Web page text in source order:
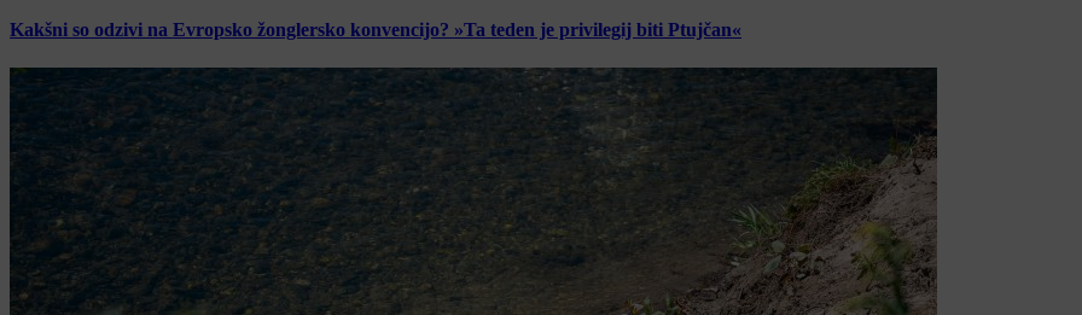
Kakšni so odzivi na Evropsko žonglersko konvencijo? »Ta teden je privilegij biti Ptujčan«